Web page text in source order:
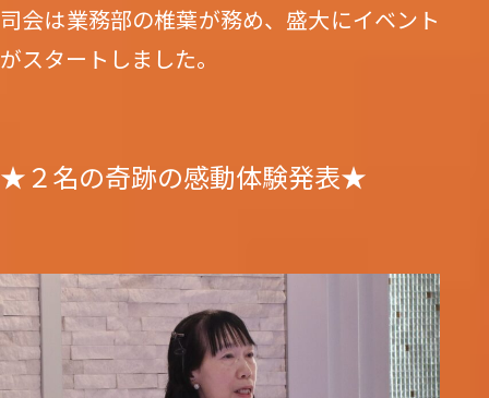
司会は業務部の椎葉が務め、盛大にイベント
がスタートしました。
★２名の奇跡の感動体験発表★